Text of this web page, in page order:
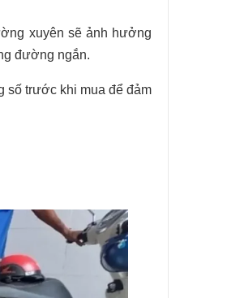
xuyên sẽ ảnh hưởng
đường ngắn.
số trước khi mua để đảm